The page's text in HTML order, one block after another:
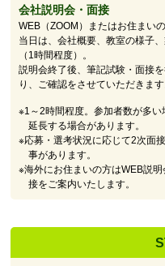
会社説明会・面接
WEB（ZOOM）またはお住まい
当日は、会社概要、教室の様子
（1時間程度）。
説明会終了後、筆記試験・面接
り、ご確認をさせていただきます
※1～2時間程度。参加者数が多い
延長する場合があります。
※応募・選考状況に応じて2次面
事があります。
※海外にお住まいの方はWEB説明
接をご案内いたします。